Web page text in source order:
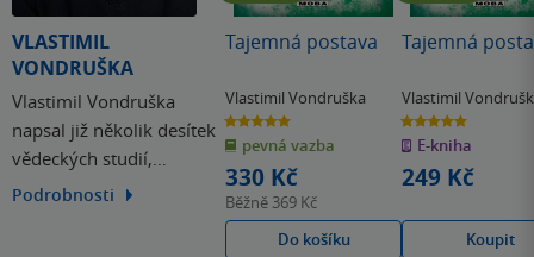
VLASTIMIL
VONDRUŠKA
Vlastimil Vondruška
napsal již několik desítek
vědeckých studií,
populárně naučných
Podrobnosti
Tajemná postava
Vlastimil Vondruška
5.0
z
5
hvězdiček
pevná vazba
330 Kč
Běžně 369 Kč
Do košíku
Tajemná
Vlastimil
5.0
z
5
hvězdiček
E-kniha
249 Kč
Koupit